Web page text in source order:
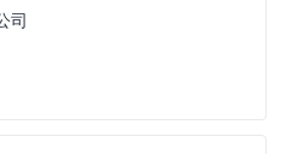
司